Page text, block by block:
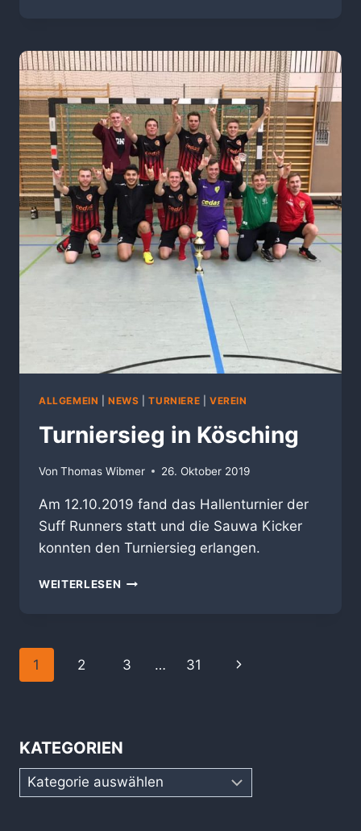
ALLGEMEIN |NEWS |TURNIERE VEREIN
Turniersieg in Kösching
Von Thomas Wibmer 26. Oktober 2019
Am 12.10.2019 fand das Hallenturnier der
Suff Runners statt und die Sauwa Kicker
konnten den Turniersieg erlangen.
WEITERLESEN TURNIERSIEG
Seitennavigation
1 2 3 … 31
Nächste
KATEGORIEN
Kategorien